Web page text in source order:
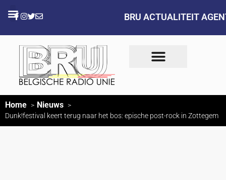
BRU ACTUALITEIT
Home Nieuws
Dunk!festival keert terug naar het bos: epische post-rock in Zottegem